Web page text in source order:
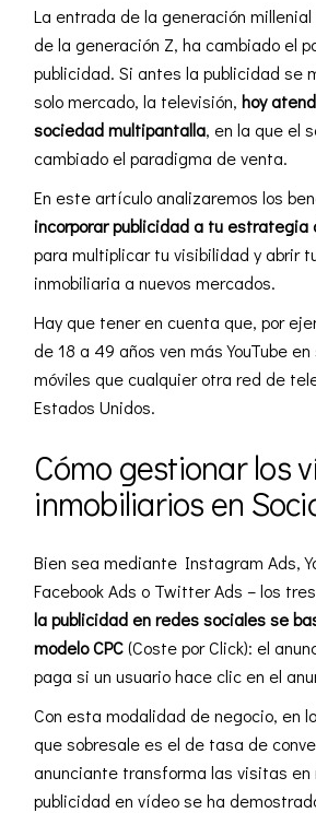
La entrada de la generación millenial
de la generación Z, ha cambiado el
publicidad. Si antes la publicidad se
solo mercado, la televisión,hoy
sociedad multipantalla, en la que el
cambiado el paradigma de venta.
En este artículo analizaremos los
incorporar publicidad a tu
para multiplicar tu visibilidad y abrir
inmobiliaria a nuevos mercados.
Hay que tener en cuenta que, por
de 18 a 49 años ven más YouTube
móviles que cualquier otra red de
Estados Unidos.
Cómo gestionar los
inmobiliarios en
Bien sea mediante Instagram Ads,
Facebook Ads o Twitter Ads – los
la publicidad en redes sociales se
modelo CPC(Coste por Click): el
paga si un usuario hace clic en el
Con esta modalidad de negocio, en
que sobresale es el de tasa de
anunciante transforma las visitas en
publicidad en vídeo se ha